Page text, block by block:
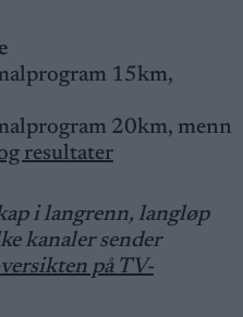
15km,
20km, menn
resultater
i langrenn, langløp
kanaler sender
på TV-